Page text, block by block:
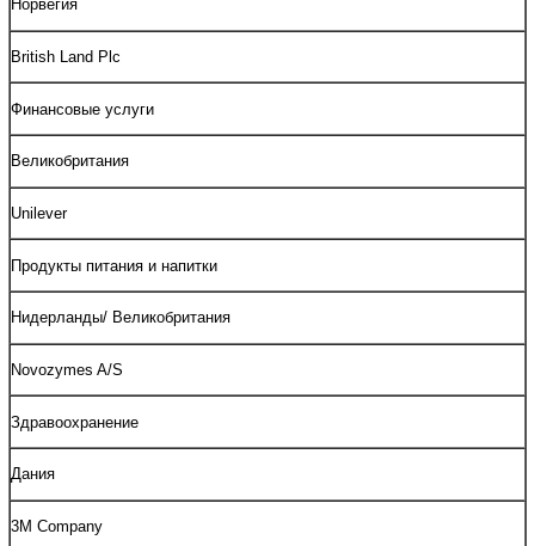
Норвегия
British Land Plc
Финансовые услуги
Великобритания
Unilever
Продукты питания и напитки
Нидерланды/ Великобритания
Novozymes A/S
Здравоохранение
Дания
3M Company